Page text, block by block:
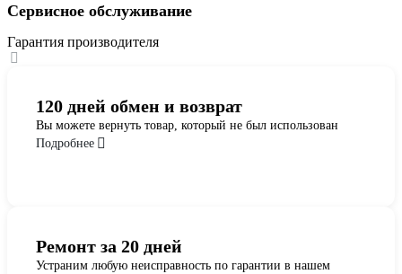
Сервисное обслуживание
Гарантия производителя
120 дней обмен и возврат
Вы можете вернуть товар, который не был использован
Подробнее
Ремонт за 20 дней
Устраним любую неисправность по гарантии в нашем